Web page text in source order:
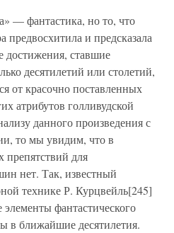
— фантастика, но то, что
предвосхитила и предсказала
достижения, ставшие
десятилетий или столетий,
от красочно поставленных
атрибутов голливудской
данного произведения с
то мы увидим, что в
для
нет. Так, известный
технике Р. Курцвейль[245]
фантастического
в ближайшие десятилетия.